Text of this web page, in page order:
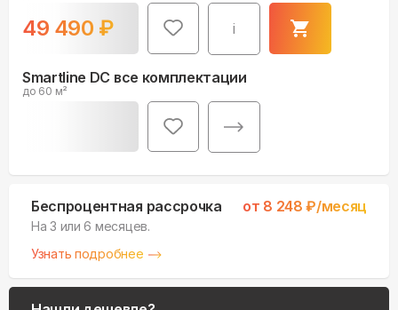
49 490 ₽ i
Smartline DC все комплектации
до 60 м²
Беспроцентная рассрочка от 8 248 ₽/месяц
На 3 или 6 месяцев.
Узнать подробнее